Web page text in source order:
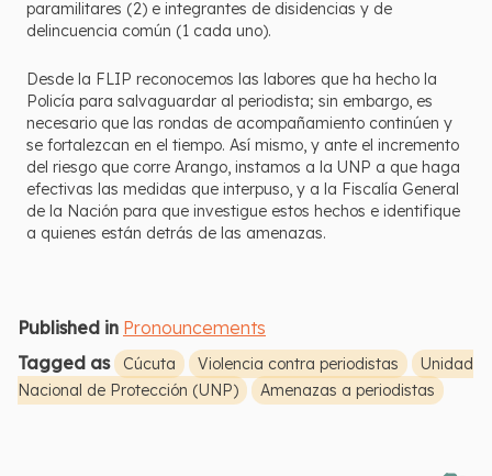
paramilitares (2) e integrantes de disidencias y de
delincuencia común (1 cada uno).
Desde la FLIP reconocemos las labores que ha hecho la
Policía para salvaguardar al periodista; sin embargo, es
necesario que las rondas de acompañamiento continúen y
se fortalezcan en el tiempo. Así mismo, y ante el incremento
del riesgo que corre Arango, instamos a la UNP a que haga
efectivas las medidas que interpuso, y a la Fiscalía General
de la Nación para que investigue estos hechos e identifique
a quienes están detrás de las amenazas.
Published in Pronouncements
Tagged as
Cúcuta Violencia contra periodistas
Unidad
Nacional de Protección (UNP)
Amenazas a periodistas